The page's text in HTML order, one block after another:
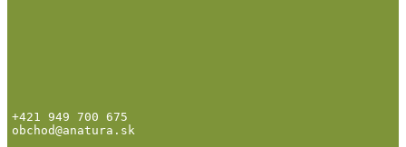
+421 949 700 675
obchod@anatura.sk